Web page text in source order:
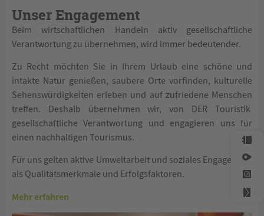
Unser Engagement
Beim wirtschaftlichen Handeln aktiv gesellschaftliche
Verantwortung zu übernehmen, wird immer bedeutender.
Zu Recht möchten Sie in Ihrem Urlaub eine schöne und
intakte Natur genießen, saubere Orte vorfinden, kulturelle
Sehenswürdigkeiten erleben und auf zufriedene Menschen
treffen. Deshalb übernehmen wir, von DER Touristik
gesellschaftliche Verantwortung und engagieren uns für
einen nachhaltigen Tourismus.
Für uns gelten aktive Umweltarbeit und soziales Engagement
als Qualitätsmerkmale und Erfolgsfaktoren.
Mehr erfahren